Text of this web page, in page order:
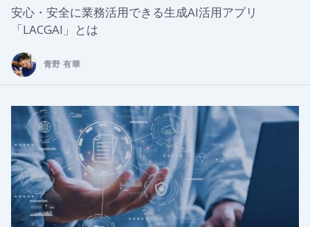
安心・安全に業務活用できる生成AI活用アプリ
「LACGAI」とは
青野 有華